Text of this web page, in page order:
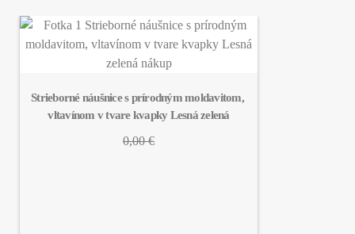
Strieborné náušnice s prírodným moldavitom,
vltavínom v tvare kvapky Lesná zelená
0,00 €